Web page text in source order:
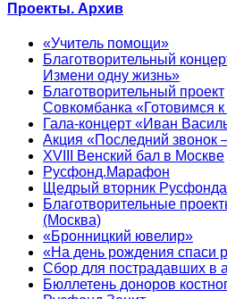
Проекты. Архив
«Учитель помощи»
Благотворительный
Измени одну жизнь»
Благотворительный проект
Совкомбанка «Готовимся
Гала-концерт «Иван
Акция «Последний звонок
XVIII Венский бал в Москве
Русфонд.Марафон
Щедрый вторник Русфонда
Благотворительные
(Москва)
«Бронницкий ювелир»
«На день рождения спаси
Сбор для пострадавших в
Бюллетень доноров